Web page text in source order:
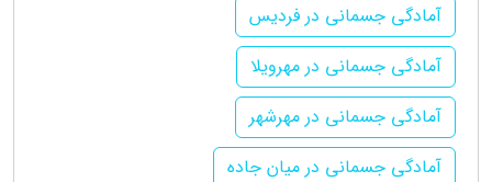
آمادگی جسمانی در فردیس
آمادگی جسمانی در مهرویلا
آمادگی جسمانی در مهرشهر
آمادگی جسمانی در میان جاده